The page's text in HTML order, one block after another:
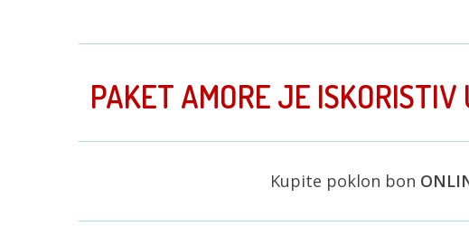
PAKET AMORE JE
Kupite poklon bon